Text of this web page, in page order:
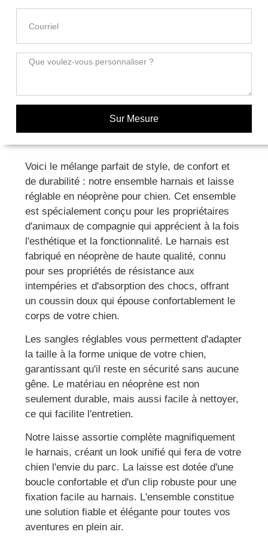
Sur Mesure
Voici le mélange parfait de style, de confort et
de durabilité : notre ensemble harnais et laisse
réglable en néoprène pour chien. Cet ensemble
est spécialement conçu pour les propriétaires
d'animaux de compagnie qui apprécient à la fois
l'esthétique et la fonctionnalité. Le harnais est
fabriqué en néoprène de haute qualité, connu
pour ses propriétés de résistance aux
intempéries et d'absorption des chocs, offrant
un coussin doux qui épouse confortablement le
corps de votre chien.
Les sangles réglables vous permettent d'adapter
la taille à la forme unique de votre chien,
garantissant qu'il reste en sécurité sans aucune
gêne. Le matériau en néoprène est non
seulement durable, mais aussi facile à nettoyer,
ce qui facilite l'entretien.
Notre laisse assortie complète magnifiquement
le harnais, créant un look unifié qui fera de votre
chien l'envie du parc. La laisse est dotée d'une
boucle confortable et d'un clip robuste pour une
fixation facile au harnais. L'ensemble constitue
une solution fiable et élégante pour toutes vos
aventures en plein air.